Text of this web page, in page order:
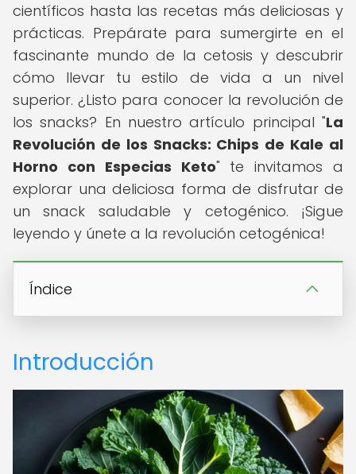
científicos hasta las recetas más deliciosas y
prácticas. Prepárate para sumergirte en el
fascinante mundo de la cetosis y descubrir
cómo llevar tu estilo de vida a un nivel
superior. ¿Listo para conocer la revolución de
los snacks? En nuestro artículo principal "La
Revolución de los Snacks: Chips de Kale al
Horno con Especias Keto" te invitamos a
explorar una deliciosa forma de disfrutar de
un snack saludable y cetogénico. ¡Sigue
leyendo y únete a la revolución cetogénica!
Índice
Introducción